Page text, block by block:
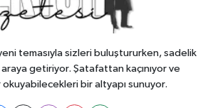
temasıyla sizleri buluştururken, sadelik
getiriyor. Şatafattan kaçınıyor ve
bir altyapı sunuyor.